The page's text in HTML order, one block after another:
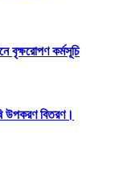
বৃক্ষরোপণ কর্মসূচি
উপকরণ বিতরণ।